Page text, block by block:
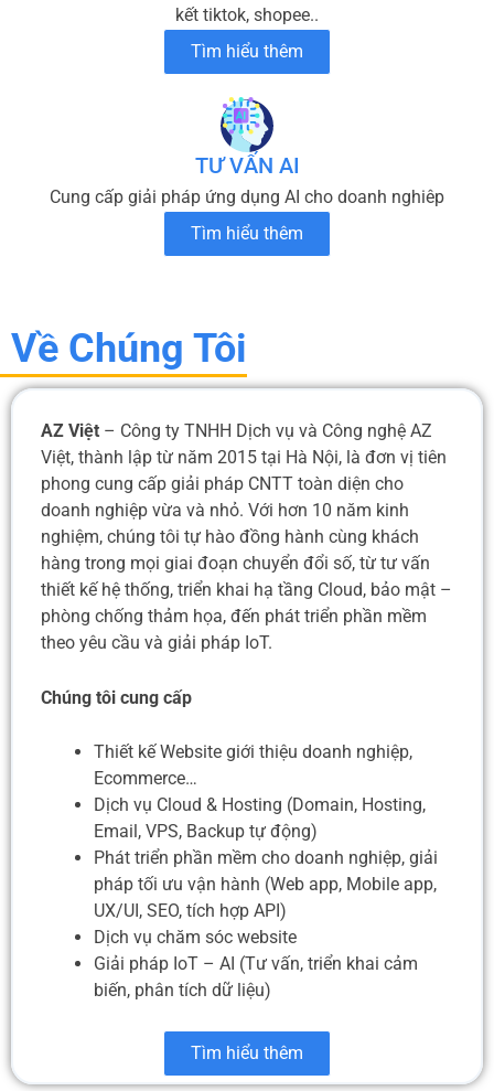
kết tiktok, shopee..
Tìm hiểu thêm
TƯ VẤN AI
Cung cấp giải pháp ứng dụng AI cho doanh nghiêp
Tìm hiểu thêm
Về Chúng Tôi
AZ Việt – Công ty TNHH Dịch vụ và Công nghệ AZ
Việt, thành lập từ năm 2015 tại Hà Nội, là đơn vị tiên
phong cung cấp giải pháp CNTT toàn diện cho
doanh nghiệp vừa và nhỏ. Với hơn 10 năm kinh
nghiệm, chúng tôi tự hào đồng hành cùng khách
hàng trong mọi giai đoạn chuyển đổi số, từ tư vấn
thiết kế hệ thống, triển khai hạ tầng Cloud, bảo mật –
phòng chống thảm họa, đến phát triển phần mềm
theo yêu cầu và giải pháp IoT.
Chúng tôi cung cấp
Thiết kế Website giới thiệu doanh nghiệp,
Ecommerce…
Dịch vụ Cloud & Hosting (Domain, Hosting,
Email, VPS, Backup tự động)
Phát triển phần mềm cho doanh nghiệp, giải
pháp tối ưu vận hành (Web app, Mobile app,
UX/UI, SEO, tích hợp API)
Dịch vụ chăm sóc website
Giải pháp IoT – AI (Tư vấn, triển khai cảm
biến, phân tích dữ liệu)
Tìm hiểu thêm